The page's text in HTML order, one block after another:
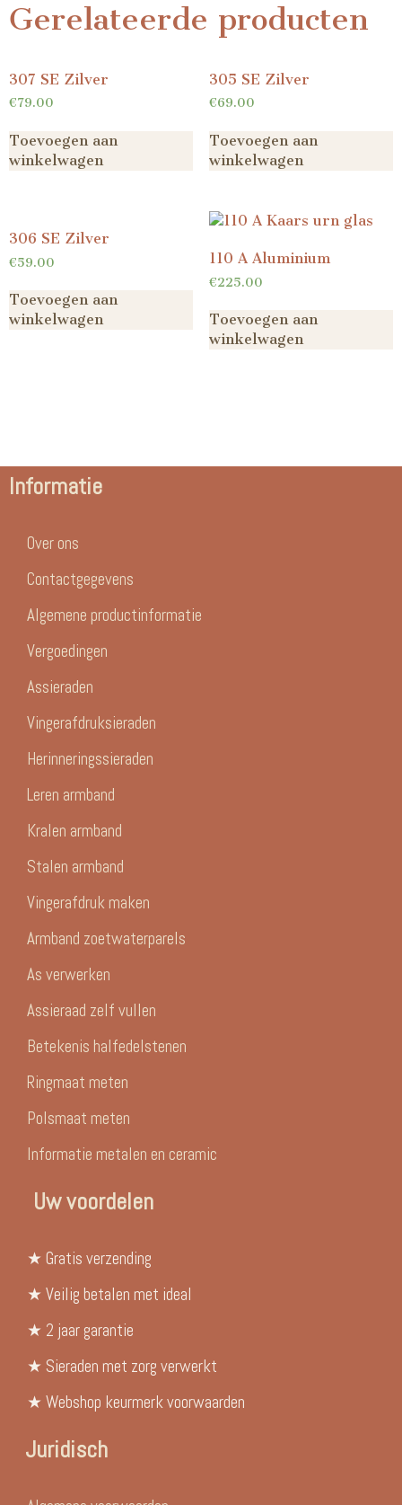
Gerelateerde producten
307 SE Zilver
€79.00
Toevoegen aan
winkelwagen
305 SE Zilver
€69.00
Toevoegen aan
winkelwagen
306 SE Zilver
€59.00
Toevoegen aan
winkelwagen
110 A Aluminium
€225.00
Toevoegen aan
winkelwagen
Informatie
Over ons
Contactgegevens
Algemene productinformatie
Vergoedingen
Assieraden
Vingerafdruksieraden
Herinneringssieraden
Leren armband
Kralen armband
Stalen armband
Vingerafdruk maken
Armband zoetwaterparels
As verwerken
Assieraad zelf vullen
Betekenis halfedelstenen
Ringmaat meten
Polsmaat meten
Informatie metalen en ceramic
Uw voordelen
★ Gratis verzending
★ Veilig betalen met ideal
★ 2 jaar garantie
★ Sieraden met zorg verwerkt
★ Webshop keurmerk voorwaarden
Juridisch